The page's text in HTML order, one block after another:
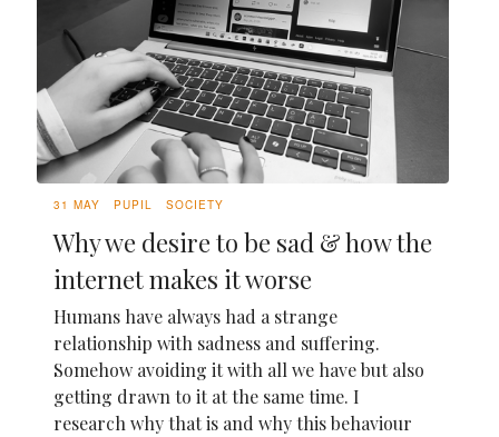
31 MAY PUPIL SOCIETY
Why we desire to be sad & how the
internet makes it worse
Humans have always had a strange
relationship with sadness and suffering.
Somehow avoiding it with all we have but also
getting drawn to it at the same time. I
research why that is and why this behaviour